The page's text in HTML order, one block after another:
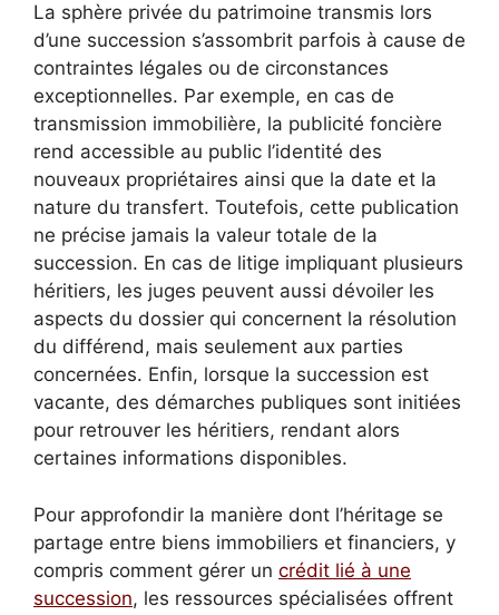
La sphère privée du patrimoine transmis lors
d’une succession s’assombrit parfois à cause de
contraintes légales ou de circonstances
exceptionnelles. Par exemple, en cas de
transmission immobilière, la publicité foncière
rend accessible au public l’identité des
nouveaux propriétaires ainsi que la date et la
nature du transfert. Toutefois, cette publication
ne précise jamais la valeur totale de la
succession. En cas de litige impliquant plusieurs
héritiers, les juges peuvent aussi dévoiler les
aspects du dossier qui concernent la résolution
du différend, mais seulement aux parties
concernées. Enfin, lorsque la succession est
vacante, des démarches publiques sont initiées
pour retrouver les héritiers, rendant alors
certaines informations disponibles.
Pour approfondir la manière dont l’héritage se
partage entre biens immobiliers et financiers, y
compris comment gérer un crédit lié à une
succession, les ressources spécialisées offrent